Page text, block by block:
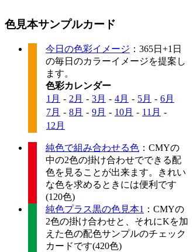
色見本サンプルカード
今日の色彩イメージ ：365日+1日
の毎日のカラーイメージを提案し
ます。
色彩カレンダー
1月 - 2月 - 3月 - 4月 - 5月 - 6月
7月 - 8月 - 9月 - 10月 - 11月 -
12月
純色で組み合わせる色 ：CMYの
中の2色の掛け合わせでできる配
色を見ることが出来ます。きれい
な色を求めるときには便利です
(120色)
純色プラス黒の色見本1 ：CMYの
2色の掛け合わせと、それにKを加
えた色の配色サンプルのチェック
カードです(420色)